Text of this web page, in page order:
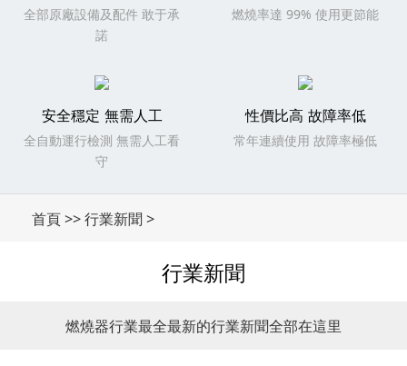
全部原廠設備及配件 敢于承
諾
燃燒率達 99% 使用更節能
安全穩定 無需人工
全自動運行檢測 無需人工看
守
性價比高 故障率低
常年連續使用 故障率極低
首頁>>行業新聞 >
行業新聞
燃燒器行業最全最新的行業新聞全部在這里